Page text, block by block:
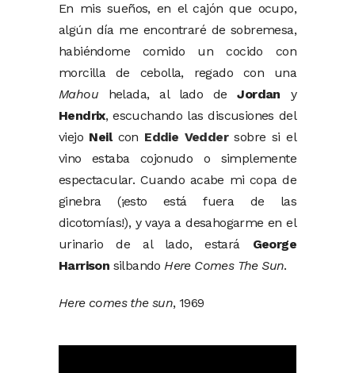
En mis sueños, en el cajón que ocupo,
algún día me encontraré de sobremesa,
habiéndome comido un cocido con
morcilla de cebolla, regado con una
Mahou helada, al lado deJordan y
Hendrix, escuchando las discusiones del
viejo Neilcon Eddie Veddersobre si el
vino estaba cojonudo o simplemente
espectacular. Cuando acabe mi copa de
ginebra (¡esto está fuera de las
dicotomías!), y vaya a desahogarme en el
urinario de al lado, estará George
Harrison silbandoHere Comes The Sun.
Here comes the sun, 1969